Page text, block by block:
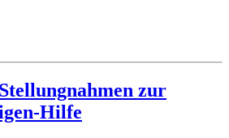
zur
Hilfe